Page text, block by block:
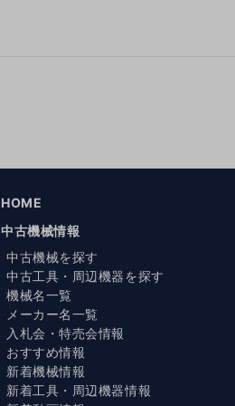
HOME
中古機械情報
中古機械を探す
中古工具・周辺機器を探す
機械名一覧
メーカー名一覧
入札会・特売会情報
おすすめ情報
新着機械情報
新着工具・周辺機器情報